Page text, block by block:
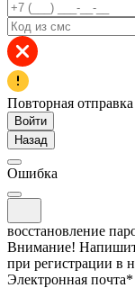
Повторная
Войти
Назад
Ошибка
восстановление
Внимание!
при регистрации в
Электронная почта*